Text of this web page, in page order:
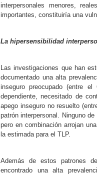
interpersonales menores,
importantes, constituiría una
La hipersensibilidad
Las investigaciones que han
documentado una alta
inseguro preocupado (entre
dependiente, necesitado de
apego inseguro no resuelto
patrón interpersonal. Ninguno
pero en combinación arrojan
la estimada para el TLP.
Además de estos patrones
encontrado una alta